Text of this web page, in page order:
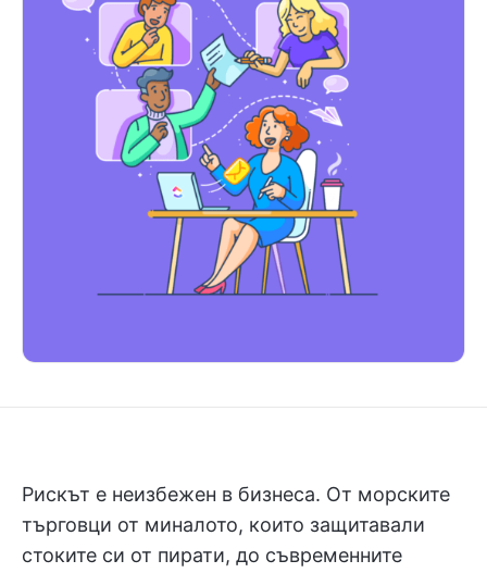
Рискът е неизбежен в бизнеса. От морските
търговци от миналото, които защитавали
стоките си от пирати, до съвременните